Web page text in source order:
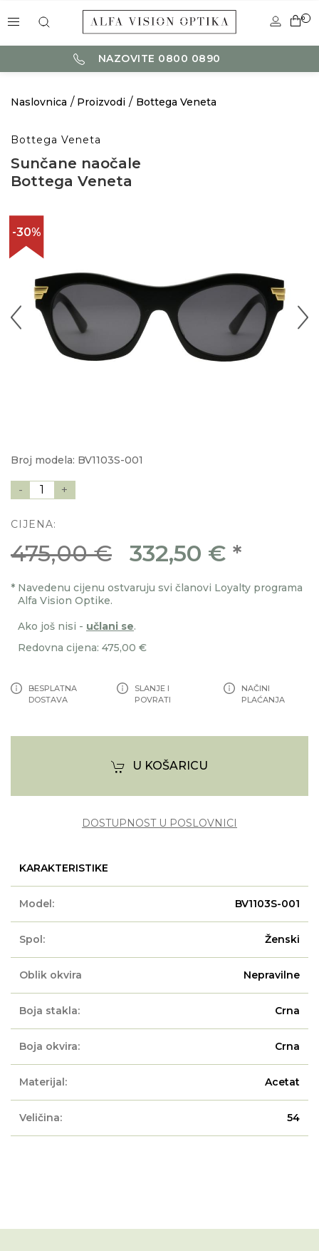
0
NAZOVITE 0800 0890
Naslovnica Proizvodi Bottega Veneta
Bottega Veneta
Sunčane naočale
Bottega Veneta
-30%
Broj modela: BV1103S-001
- 1 +
CIJENA:
475,00 € 332,50 € *
* Navedenu cijenu ostvaruju svi članovi Loyalty programa
Alfa Vision Optike.
Ako još nisi - učlani se.
Redovna cijena: 475,00 €
BESPLATNA
DOSTAVA
SLANJE I
POVRATI
NAČINI
PLAĆANJA
U KOŠARICU
DOSTUPNOST U POSLOVNICI
KARAKTERISTIKE
Model: BV1103S-001
Spol: Ženski
Oblik okvira Nepravilne
Boja stakla: Crna
Boja okvira: Crna
Materijal: Acetat
Veličina: 54